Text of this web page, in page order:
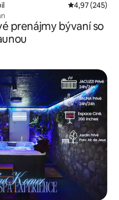
Priemerné
4,97 (245)
prenájmy bývaní so